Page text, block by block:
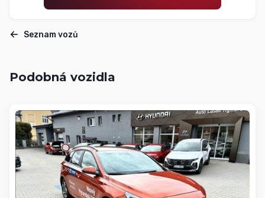
Seznam vozů
Podobná vozidla